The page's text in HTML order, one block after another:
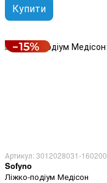
Купити
Артикул: 3012028031-160200
Sofyno
Ліжко-подіум Медісон